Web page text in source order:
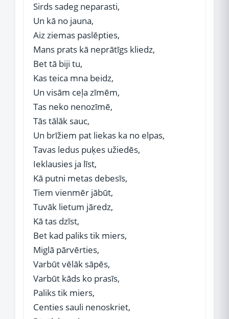
Sirds sadeg neparasti,
Un kā no jauna,
Aiz ziemas paslēpties,
Mans prats kā neprātīgs kliedz,
Bet tā biji tu,
Kas teica mna beidz,
Un visām ceļa zīmēm,
Tas neko nenozīmē,
Tās tālāk sauc,
Un brīžiem pat liekas ka no elpas,
Tavas ledus puķes užiedēs,
Ieklausies ja līst,
Kā putni metas debesīs,
Tiem vienmēr jābūt,
Tuvāk lietum jāredz,
Kā tas dzīst,
Bet kad paliks tik miers,
Miglā pārvērties,
Varbūt vēlāk sāpēs,
Varbūt kāds ko prasīs,
Paliks tik miers,
Centies sauli nenoskriet,